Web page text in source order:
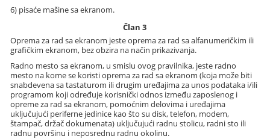
6) pisaće mašine sa ekranom.
Član 3
Oprema za rad sa ekranom jeste oprema za rad sa alfanumeričkim ili
grafičkim ekranom, bez obzira na način prikazivanja.
Radno mesto sa ekranom, u smislu ovog pravilnika, jeste radno
mesto na kome se koristi oprema za rad sa ekranom (koja može biti
snabdevena sa tastaturom ili drugim uređajima za unos podataka i/ili
programom koji određuje korisnički odnos između zaposlenog i
opreme za rad sa ekranom, pomoćnim delovima i uređajima
uključujući periferne jedinice kao što su disk, telefon, modem,
štampač, držač dokumenata) uključujući radnu stolicu, radni sto ili
radnu površinu i neposrednu radnu okolinu.